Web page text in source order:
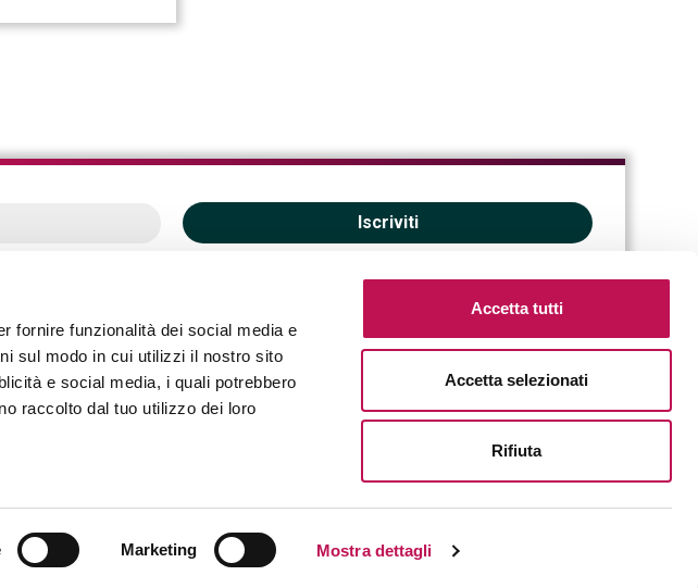
fornire funzionalità dei social media e
sul modo in cui utilizzi il nostro sito
e social media, i quali potrebbero
raccolto dal tuo utilizzo dei loro
Marketing Mostra dettagli
Accetta tutti
Accetta selezionati
Rifiuta
Iscriviti
TDA MAGAZINE